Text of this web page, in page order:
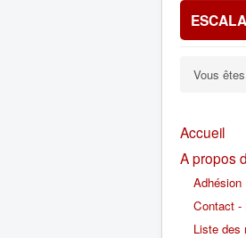
Vous
Accueil
A propos
Adhésion
Contact -
Liste des